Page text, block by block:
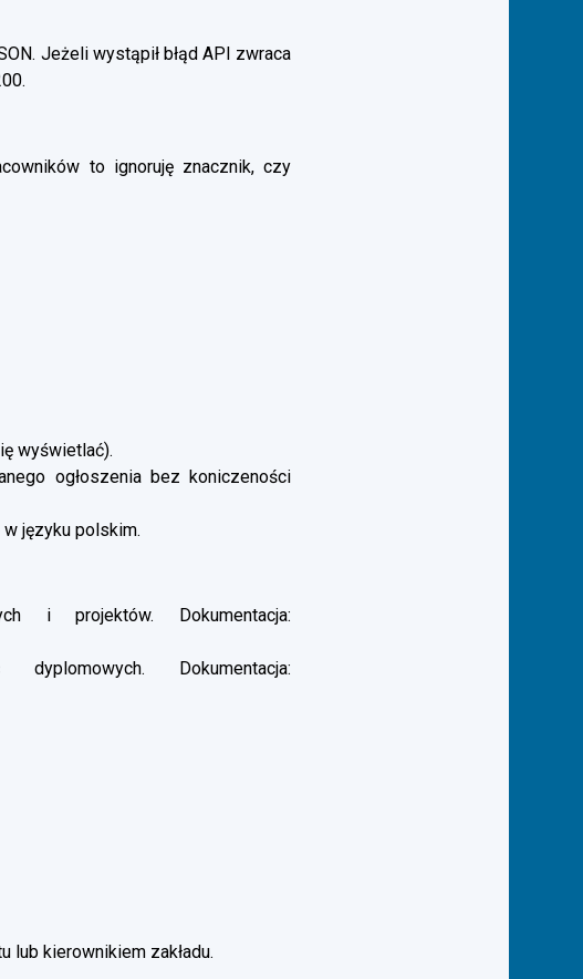
Jeżeli wystąpił błąd API zwraca
to ignoruję znacznik, czy
wyświetlać).
ogłoszenia bez koniczeności
języku polskim.
i projektów. Dokumentacja:
Dokumentacja:
lub kierownikiem zakładu.